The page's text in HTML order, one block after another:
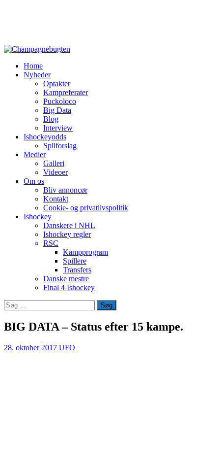
Home
Nyheder
Optakter
Kampreferater
Puckoloco
Big Data
Blog
Interview
Ishockeyodds
Spilforslag
Medier
Galleri
Videoer
Om os
Bliv annoncør
Kontakt
Cookie- og privatlivspolitik
Ishockey
Danskere i NHL
Ishockey regler
RSC
Kampprogram
Spillere
Transfers
Danske mestre
Final 4 Ishockey
Søg
efter:
BIG DATA – Status efter 15 kampe.
28. oktober 2017 UFO